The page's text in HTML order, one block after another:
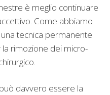
è meglio continuare
Come abbiamo
una tecnica permanente
la rimozione dei micro-
davvero essere la